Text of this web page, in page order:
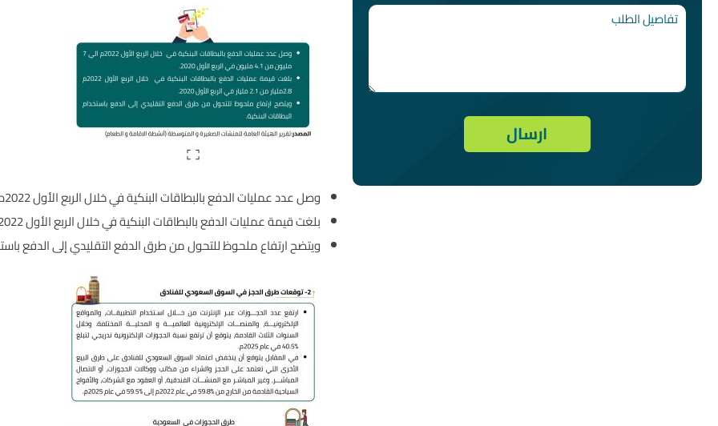
وصل عدد عمليات الدفع بالبطاقات البنكية في خلال الربع الأول 2022م الي 7 مليون من 4.1 مليون في الربع الأول 2020.
بلغت قيمة عمليات الدفع بالبطاقات البنكية في خلال الربع الأول 2022م 2.8مليار من 2.1 مليار في الربع الأول 2020.
ويتضح ارتفاع ملحوظ للتحول من طرق الدفع التقليدي إلى الدفع